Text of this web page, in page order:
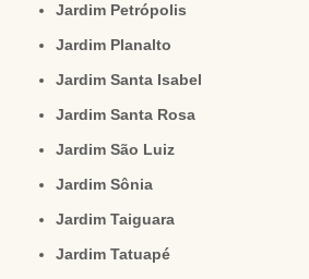
Jardim Petrópolis
Jardim Planalto
Jardim Santa Isabel
Jardim Santa Rosa
Jardim São Luiz
Jardim Sônia
Jardim Taiguara
Jardim Tatuapé